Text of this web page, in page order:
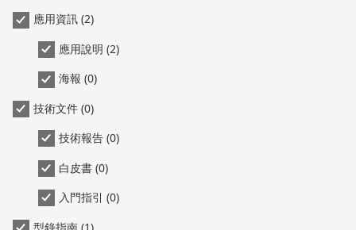
應用資訊 (2)
應用說明 (2)
海報 (0)
技術文件 (0)
技術報告 (0)
白皮書 (0)
入門指引 (0)
型錄指南 (1)